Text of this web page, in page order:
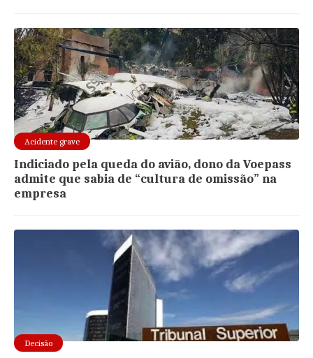
Acidente grave
Indiciado pela queda do avião, dono da Voepass
admite que sabia de “cultura de omissão” na
empresa
Decisão